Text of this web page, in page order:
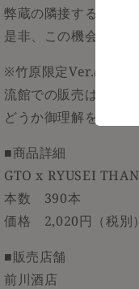
弊蔵の隣接する町並
是非、この機会に竹
※竹原限定Ver.は、通
流館での販売は致して
どうか御理解を賜り
■商品詳細
GTO x RYUSEI
本数 390本
価格 2,020円（税別）
■販売店舗
前川酒店